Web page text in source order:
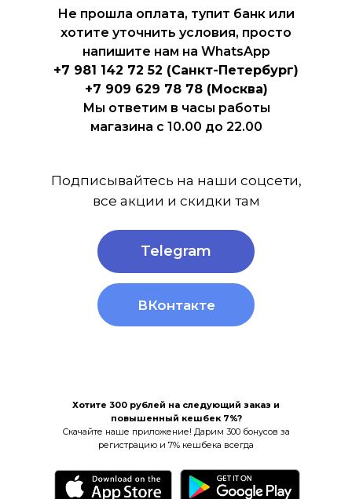
ВКонтакте
Подписывайтесь на наши соцсети,
все акции и скидки там
Telegram
Не прошла оплата, тупит банк или
хотите уточнить условия, просто
напишите нам на WhatsApp
+7 981 142 72 52 (Санкт-Петербург)
+7 909 629 78 78 (Москва)
Мы ответим в часы работы
магазина с 10.00 до 22.00
Хотите 300 рублей на следующий заказ и
повышенный кешбек 7%?
Скачайте наше приложение! Дарим 300 бонусов за
регистрацию и 7% кешбека всегда